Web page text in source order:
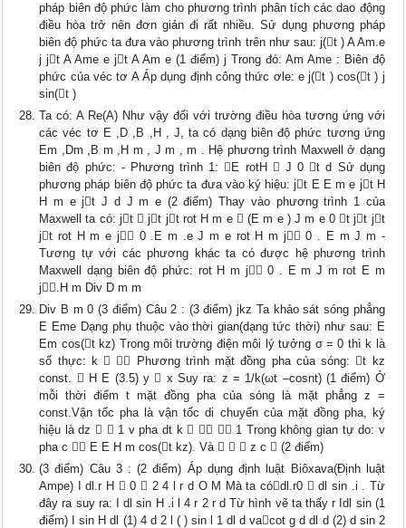
pháp biên độ phức làm cho phương trình phân tích các dao động
điều hòa trở nên đơn giản đi rất nhiều. Sử dụng phương pháp
biên độ phức ta đưa vào phương trình trên như sau: j(t ) A Am.e
j jt A Ame e jt A Am e (1 điểm) j Trong đó: Am Ame : Biên độ
phức của véc tơ A Áp dụng định công thức ơle: e j(t ) cos(t ) j
sin(t )
Ta có: A Re(A) Như vậy đối với trường điều hòa tương ứng với
các véc tơ E ,D ,B ,H , J, ta có dạng biên độ phức tương ứng
Em ,Dm ,B m ,H m , J m , m . Hệ phương trình Maxwell ở dạng
biên độ phức: - Phương trình 1: E rotH  J 0 t d Sử dụng
phương pháp biên độ phức ta đưa vào ký hiệu: jt E E m e jt H
H m e jt J d J m e (2 điểm) Thay vào phương trình 1 của
Maxwell ta có: jt  jt jt rot H m e  (E m e ) J m e 0 t jt jt
jt rot H m e j 0 .E m .e J m e rot H m j 0 . E m J m -
Tương tự với các phương khác ta có được hệ phương trình
Maxwell dạng biên độ phức: rot H m j 0 . E m J m rot E m
j.H m Div D m m
Div B m 0 (3 điểm) Câu 2 : (3 điểm) jkz Ta khảo sát sóng phẳng
E Eme Dạng phụ thuộc vào thời gian(dạng tức thời) như sau: E
Em cos(t kz) Trong môi trường điện môi lý tưởng σ = 0 thì k là
số thực: k   Phương trình mặt đồng pha của sóng: t kz
const.  H E (3.5) y  x Suy ra: z = 1/k(ωt –cosnt) (1 điểm) Ở
mỗi thời điểm t mặt đồng pha của sóng là mặt phẳng z =
const.Vận tốc pha là vận tốc di chuyển của mặt đồng pha, ký
hiệu là dz   1 v pha dt k    1 Trong không gian tự do: v
pha c  E E H m cos(t kz). Và    z c  (2 điểm)
(3 điểm) Câu 3 : (2 điểm) Áp dụng định luật Biôxava(Định luật
Ampe) I dl.r H  0  2 4 l r d O M Mà ta códl.r0  dl sin .i . Từ
đây ra suy ra: I dl sin H .i l 4 r 2 r d Từ hình vẽ ta thấy r Idl sin (1
điểm) I sin H dl (1) 4 d 2 l ( ) sin l 1 dl d vacot g d dl d (2) d sin 2